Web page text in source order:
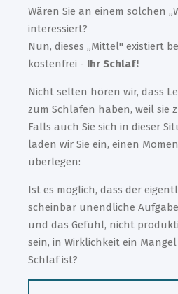
Wären Sie an einem solchen
interessiert?
Nun, dieses „Mittel" existiert
kostenfrei - Ihr Schlaf!
Nicht selten hören wir, dass
zum Schlafen haben, weil sie
Falls auch Sie sich in dieser
laden wir Sie ein, einen
überlegen:
Ist es möglich, dass der
scheinbar unendliche
und das Gefühl, nicht
sein, in Wirklichkeit ein
Schlaf ist?